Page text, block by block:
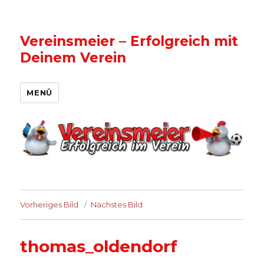
Vereinsmeier – Erfolgreich mit
Deinem Verein
MENÜ
Vorheriges Bild Nächstes Bild
thomas_oldendorf